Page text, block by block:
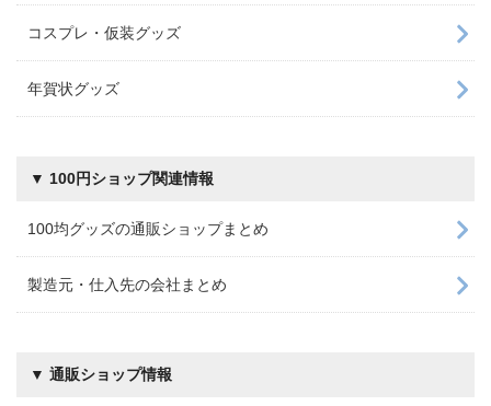
コスプレ・仮装グッズ
年賀状グッズ
▼ 100円ショップ関連情報
100均グッズの通販ショップまとめ
製造元・仕入先の会社まとめ
▼ 通販ショップ情報